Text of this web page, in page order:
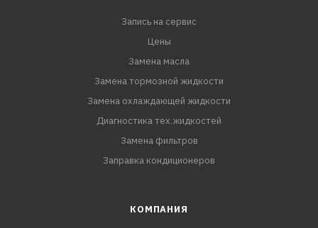
Запись на сервис
Цены
Замена масла
Замена тормозной жидкости
Замена охлаждающей жидкости
Диагностика тех.жидкостей
Замена фильтров
Заправка кондиционеров
КОМПАНИЯ